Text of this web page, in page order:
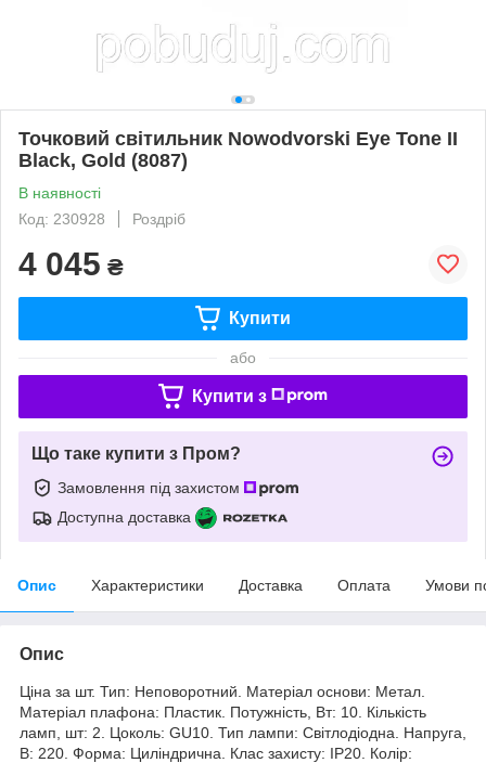
Точковий світильник Nowodvorski Eye Tone II
Black, Gold (8087)
В наявності
Код: 230928
Роздріб
4 045 ₴
Купити
або
Купити з
Що таке купити з Пром?
Замовлення під захистом
Доступна доставка
Опис Характеристики Доставка Оплата Умови
Опис
Ціна за шт. Тип: Неповоротний. Матеріал основи: Метал.
Матеріал плафона: Пластик. Потужність, Вт: 10. Кількість
ламп, шт: 2. Цоколь: GU10. Тип лампи: Світлодіодна. Напруга,
В: 220. Форма: Циліндрична. Клас захисту: IP20. Колір: